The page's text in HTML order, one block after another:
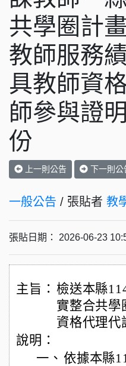
共學圈計
教師服務
具教師資
師參與證
份
上一則公告 下一則公
一般公告 / 張貼者 教
張貼日期： 2026-06-23
主旨： 檢送本縣
實整合共學
資格代理代
說明：
一、 依據本縣